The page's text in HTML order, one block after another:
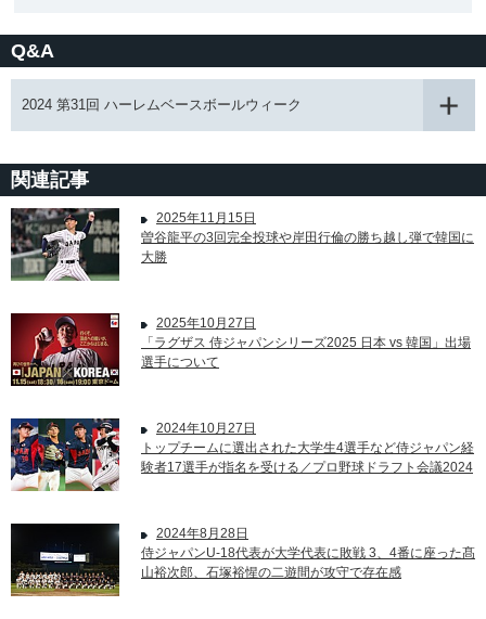
Q&A
2024 第31回 ハーレムベースボールウィーク
関連記事
2025年11月15日
曽谷龍平の3回完全投球や岸田行倫の勝ち越し弾で韓国に
大勝
2025年10月27日
「ラグザス 侍ジャパンシリーズ2025 日本 vs 韓国」出場
選手について
2024年10月27日
トップチームに選出された大学生4選手など侍ジャパン経
験者17選手が指名を受ける／プロ野球ドラフト会議2024
2024年8月28日
侍ジャパンU-18代表が大学代表に敗戦 3、4番に座った髙
山裕次郎、石塚裕惺の二遊間が攻守で存在感